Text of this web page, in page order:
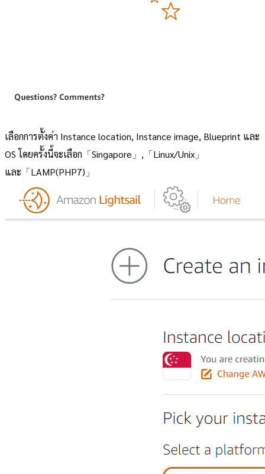
เลือกการตั้งค่า Instance location, Instance image, Blueprint และ
OS โดยครั้งนี้จะเลือก「Singapore」,「Linux/Unix」
และ「LAMP(PHP7)」